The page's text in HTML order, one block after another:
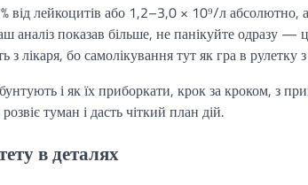
від лейкоцитів або 1,2–3,0 × 10⁹/л
показав більше, не панікуйте одразу —
з лікаря, бо самолікування тут як гра в рулетку
і як їх приборкати, крок за кроком, з
туман і дасть чіткий план дій.
в деталях